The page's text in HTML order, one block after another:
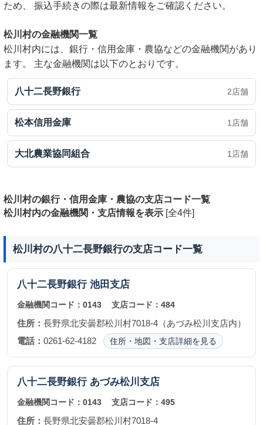
ため、 振込手続きの際は最新情報をご確認ください。
松川村の金融機関一覧
松川村内には、銀行・信用金庫・農協などの金融機関があり
ます。 主な金融機関は以下のとおりです。
八十二長野銀行 2店舗
松本信用金庫 1店舗
大北農業協同組合 1店舗
松川村の銀行・信用金庫・農協の支店コード一覧
松川村内の金融機関・支店情報を表示 [全4件]
松川村の八十二長野銀行の支店コード一覧
八十二長野銀行 池田支店
金融機関コード： 0143 支店コード：484
住所： 長野県北安曇郡松川村7018-4（あづみ松川支店内）
電話： 0261-62-4182 住所・地図・支店詳細を見る
八十二長野銀行 あづみ松川支店
金融機関コード： 0143 支店コード：495
住所： 長野県北安曇郡松川村7018-4